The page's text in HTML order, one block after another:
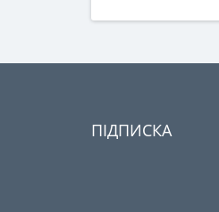
ПІДПИСКА